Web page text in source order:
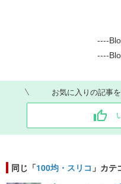
----
----
お気に入りの記事
同じ「100均・スリコ 」カ